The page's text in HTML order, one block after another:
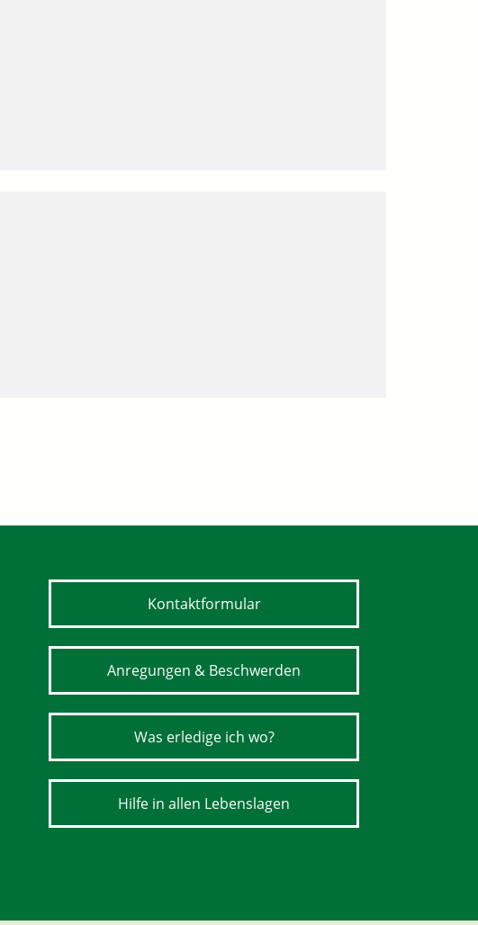
Kontaktformular
Anregungen & Beschwerden
Was erledige ich wo?
Hilfe in allen Lebenslagen